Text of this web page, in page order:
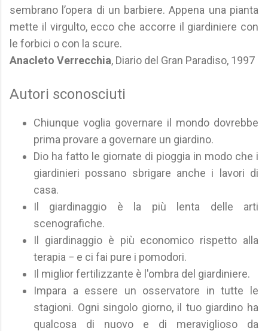
sembrano l’opera di un barbiere. Appena una pianta
mette il virgulto, ecco che accorre il giardiniere con
le forbici o con la scure.
Anacleto Verrecchia, Diario del Gran Paradiso, 1997
Autori sconosciuti
Chiunque voglia governare il mondo dovrebbe
prima provare a governare un giardino.
Dio ha fatto le giornate di pioggia in modo che i
giardinieri possano sbrigare anche i lavori di
casa.
Il giardinaggio è la più lenta delle arti
scenografiche.
Il giardinaggio è più economico rispetto alla
terapia − e ci fai pure i pomodori.
Il miglior fertilizzante è l'ombra del giardiniere.
Impara a essere un osservatore in tutte le
stagioni. Ogni singolo giorno, il tuo giardino ha
qualcosa di nuovo e di meraviglioso da